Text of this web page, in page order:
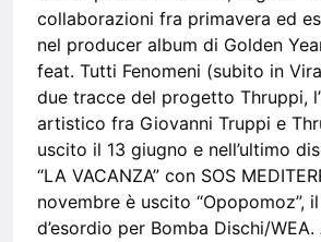
collaborazioni fra primavera ed
nel producer album di Golden
feat. Tutti Fenomeni (subito in
due tracce del progetto Thruppi,
artistico fra Giovanni Truppi e
uscito il 13 giugno e nell’ultimo
“LA VACANZA” con SOS
novembre è uscito “Opopomoz”,
d’esordio per Bomba Dischi/